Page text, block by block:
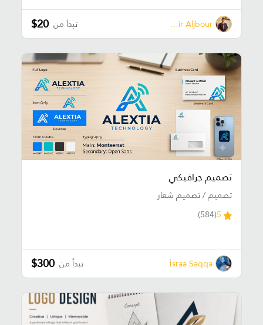
Samir Aljbour تبدأ من $20
تصميم جرافيكي
تصميم / تصميم شعار
5
(584)
İsraa Saqqa تبدأ من $300